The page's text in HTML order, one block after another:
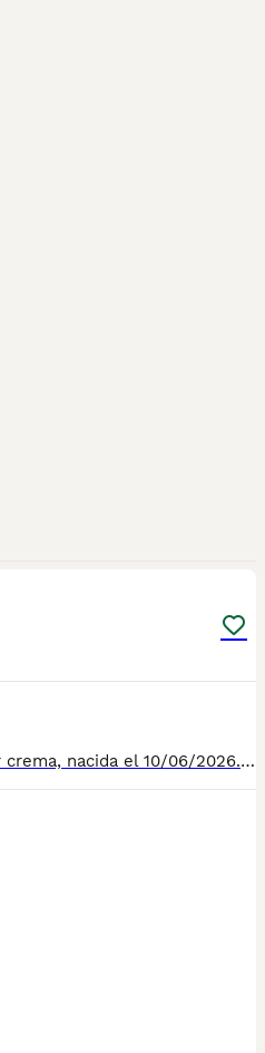
Preciosa Labrador Retriever de color crema, nacida el 10/06/2026. Es una cachorra muy cariñosa, dulce y sociable, con el carácter equilibrado y noble que hace del Labrador una de las razas más queridas. Le encanta estar con las personas y será una compañera ideal tanto para familias como para quienes buscan una perra fiel y alegre. ✨ Se entrega con: • Vacunas al día 💉 • Desparasitaciones al día ✅ • Cartilla sanitaria • Revisión veterinaria Una compañera perfecta para compartir aventuras, disfrutar de la naturaleza o simplemente llenar tu hogar de cariño. 📩 Para más información, fotos o vídeos de esta preciosa cachorra, escríbenos por WhatsApp al 698 12 20 01.